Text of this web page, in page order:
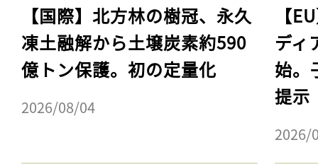
【国際】北方林の樹冠、永久
凍土融解から土壌炭素約590
億トン保護。初の定量化
2026/08/04
【
ディ
始。
提示
2026/